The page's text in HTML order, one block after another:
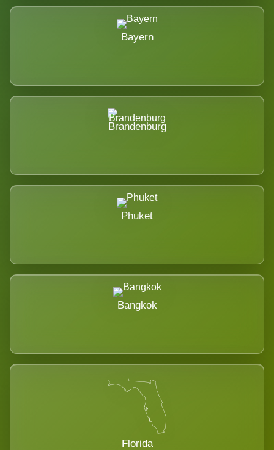
Bayern
Brandenburg
Phuket
Bangkok
Florida